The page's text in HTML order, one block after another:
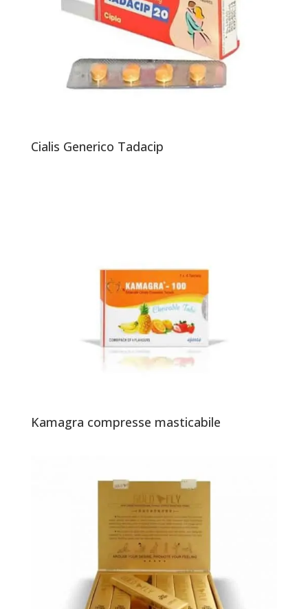
Cialis Generico Tadacip
Kamagra compresse masticabile